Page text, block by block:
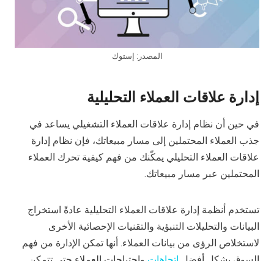
المصدر: إستوك
إدارة علاقات العملاء التحليلية
في حين أن نظام إدارة علاقات العملاء التشغيلي يساعد في
جذب العملاء المحتملين إلى مسار مبيعاتك، فإن نظام إدارة
علاقات العملاء التحليلي يمكّنك من فهم كيفية تحرك العملاء
المحتملين عبر مسار مبيعاتك.
تستخدم أنظمة إدارة علاقات العملاء التحليلية عادةً استخراج
البيانات والتحليلات التنبؤية والتقنيات الإحصائية الأخرى
لاستخلاص الرؤى من بيانات العملاء. أنها تمكن الإدارة من فهم